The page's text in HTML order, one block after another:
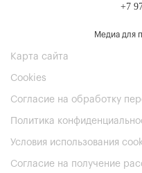
+7
Медиа для
Карта сайта
Cookies
Согласие на обработку
Политика
Условия использования
Согласие на получение